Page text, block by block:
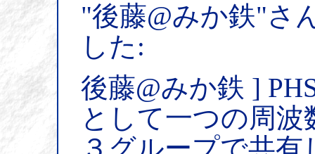
"後藤@みか鉄"さ
した:
後藤@みか鉄 ]
として一つの周